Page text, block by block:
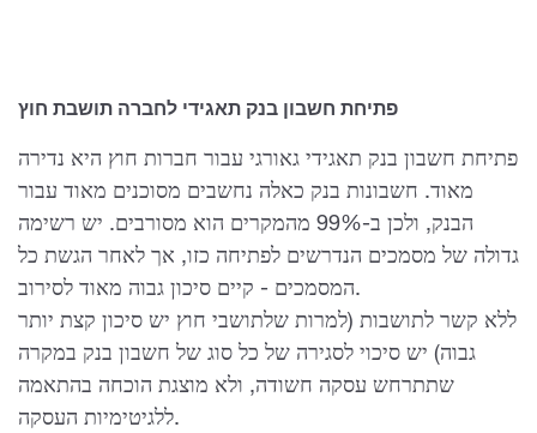
פתיחת חשבון בנק תאגידי לחברה תושבת חוץ
פתיחת חשבון בנק תאגידי גאורגי עבור חברות חוץ היא נדירה
מאוד. חשבונות בנק כאלה נחשבים מסוכנים מאוד עבור
הבנק, ולכן ב-99% מהמקרים הוא מסורבים. יש רשימה
גדולה של מסמכים הנדרשים לפתיחה כזו, אך לאחר הגשת כל
המסמכים - קיים סיכון גבוה מאוד לסירוב.
ללא קשר לתושבות (למרות שלתושבי חוץ יש סיכון קצת יותר
גבוה) יש סיכוי לסגירה של כל סוג של חשבון בנק במקרה
שתתרחש עסקה חשודה, ולא מוצגת הוכחה בהתאמה
ללגיטימיות העסקה.